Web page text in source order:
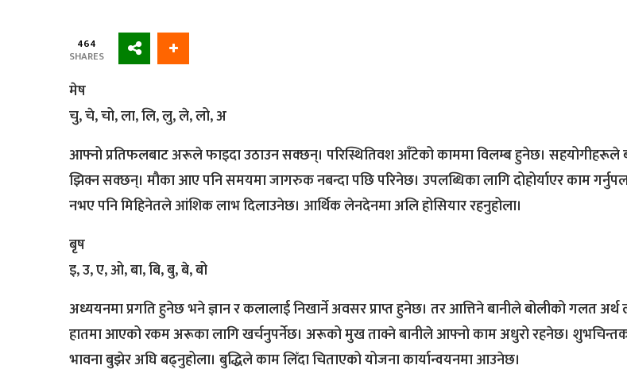
464
SHARES
मेष
चु, चे, चो, ला, लि, लु, ले, लो, अ
आफ्नो प्रतिफलबाट अरूले फाइदा उठाउन सक्छन्। परिस्थितिवश आँटेको काममा विलम्ब हुनेछ। सहयोगीहरूले
झिक्न सक्छन्। मौका आए पनि समयमा जागरुक नबन्दा पछि परिनेछ। उपलब्धिका लागि दोहोर्याएर काम
नभए पनि मिहिनेतले आंशिक लाभ दिलाउनेछ। आर्थिक लेनदेनमा अलि होसियार रहनुहोला।
बृष
इ, उ, ए, ओ, बा, बि, बु, बे, बो
अध्ययनमा प्रगति हुनेछ भने ज्ञान र कलालाई निखार्ने अवसर प्राप्त हुनेछ। तर आत्तिने बानीले बोलीको गलत अर्थ
हातमा आएको रकम अरूका लागि खर्चनुपर्नेछ। अरूको मुख ताक्ने बानीले आफ्नो काम अधुरो रहनेछ।
भावना बुझेर अघि बढ्नुहोला। बुद्धिले काम लिँदा चिताएको योजना कार्यान्वयनमा आउनेछ।